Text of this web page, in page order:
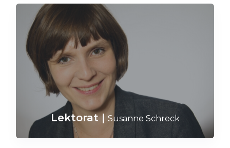
Lektorat| Susanne Schreck